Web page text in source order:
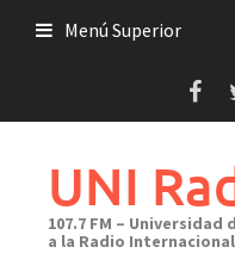
Menú Superior
UNI
107.7 FM – Universidad
a la Radio